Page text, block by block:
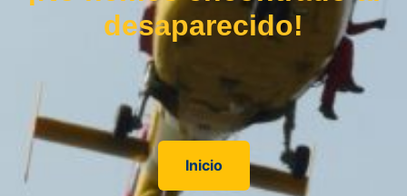
desaparecido!
Inicio